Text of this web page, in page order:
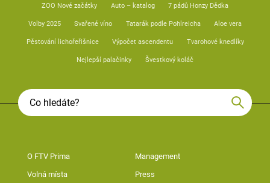
ZOO Nové začátky Auto – katalog 7 pádů Honzy Dědka
Volby 2025 Svařené víno Tatarák podle Pohlreicha Aloe vera
Pěstování lichořeřišnice Výpočet ascendentu Tvarohové knedlíky
Nejlepší palačinky Švestkový koláč
O FTV Prima Management
Volná místa Press